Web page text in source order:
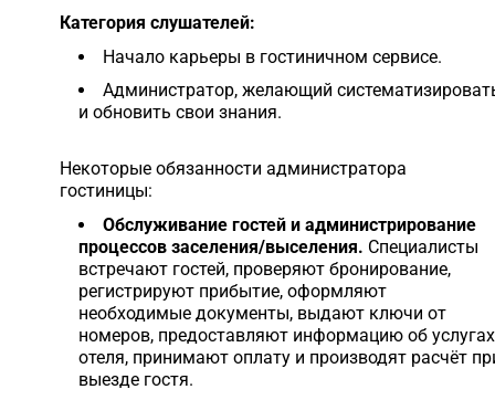
Категория слушателей:
Начало карьеры в гостиничном сервисе.
Администратор, желающий
и обновить свои знания.
Некоторые обязанности администратора
гостиницы:
Обслуживание гостей и администрирование
процессов заселения/выселения. Специалисты
встречают гостей, проверяют бронирование,
регистрируют прибытие, оформляют
необходимые документы, выдают ключи от
номеров, предоставляют информацию об услугах
отеля, принимают оплату и производят расчёт
выезде гостя.